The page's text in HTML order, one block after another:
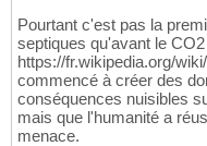
Pourtant c'est pas la
septiques qu'avant le
https://fr.wikipedia.org/
commencé à créer des
conséquences nuisibles
mais que l'humanité a
menace.